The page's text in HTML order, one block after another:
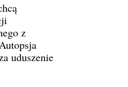
z
uduszenie